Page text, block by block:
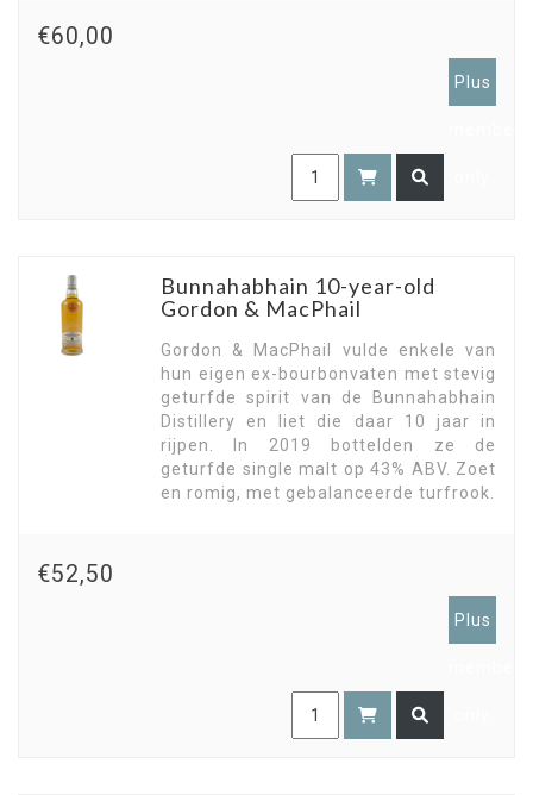
€60,00
Plus
Bunnahabhain 10-year-old
Gordon & MacPhail
Gordon & MacPhail vulde enkele van
hun eigen ex-bourbonvaten met stevig
geturfde spirit van de Bunnahabhain
Distillery en liet die daar 10 jaar in
rijpen. In 2019 bottelden ze de
geturfde single malt op 43% ABV. Zoet
en romig, met gebalanceerde turfrook.
€52,50
Plus